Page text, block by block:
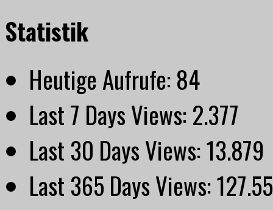
Statistik
Heutige Aufrufe:84
Last 7 Days Views:2.377
Last 30 Days Views:13.879
Last 365 Days Views: